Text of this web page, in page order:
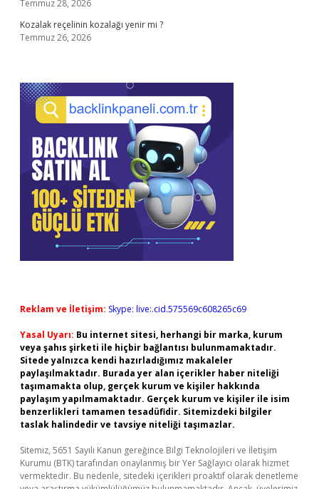
Temmuz 28, 2026
Kozalak reçelinin kozalağı yenir mi ?
Temmuz 26, 2026
Reklam ve İletişim: Skype: live:.cid.575569c608265c69
Yasal Uyarı: Bu internet sitesi, herhangi bir marka, kurum
veya şahıs şirketi ile hiçbir bağlantısı bulunmamaktadır.
Sitede yalnızca kendi hazırladığımız makaleler
paylaşılmaktadır. Burada yer alan içerikler haber niteliği
taşımamakta olup, gerçek kurum ve kişiler hakkında
paylaşım yapılmamaktadır. Gerçek kurum ve kişiler ile isim
benzerlikleri tamamen tesadüfidir. Sitemizdeki bilgiler
taslak halindedir ve tavsiye niteliği taşımazlar.
Sitemiz, 5651 Sayılı Kanun gereğince Bilgi Teknolojileri ve İletişim
Kurumu (BTK) tarafından onaylanmış bir Yer Sağlayıcı olarak hizmet
vermektedir. Bu nedenle, sitedeki içerikleri proaktif olarak denetleme